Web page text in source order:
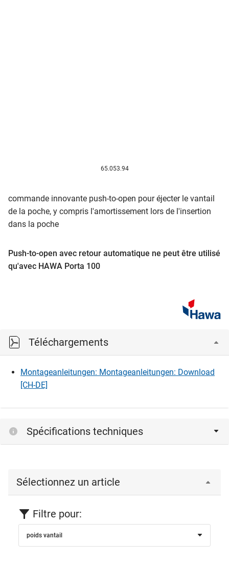
65.053.94
commande innovante push-to-open pour éjecter le vantail
de la poche, y compris l'amortissement lors de l'insertion
dans la poche
Push-to-open avec retour automatique ne peut être utilisé
qu'avec HAWA Porta 100
Téléchargements
Montageanleitungen: Montageanleitungen: Download
[CH-DE]
Spécifications techniques
Sélectionnez un article
Filtre pour:
poids vantail